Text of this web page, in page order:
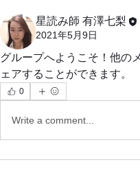
星読み師 有澤七梨
2021年5月9日
グループへようこそ！他の
ェアすることができます。
0
Write a comment...